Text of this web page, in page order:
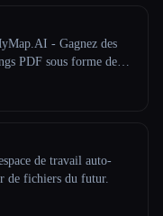
- Gagnez des
PDF sous forme de
plan grâce à l'IA.
de travail auto-
de fichiers du futur.